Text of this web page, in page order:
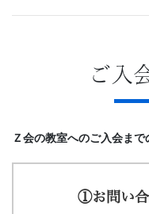
ご入
Ｚ会の教室へのご入会ま
①お問い合